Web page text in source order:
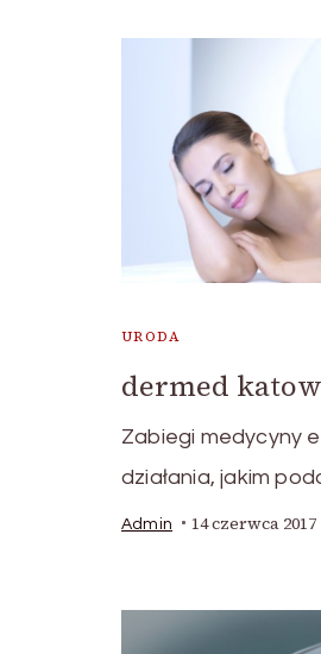
URODA
dermed
Zabiegi medycyny
działania, jakim
Admin 14 czerwca 2017